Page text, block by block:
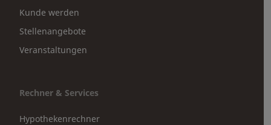
Kunde werden
Stellenangebote
Veranstaltungen
Rechner & Services
Hypothekenrechner